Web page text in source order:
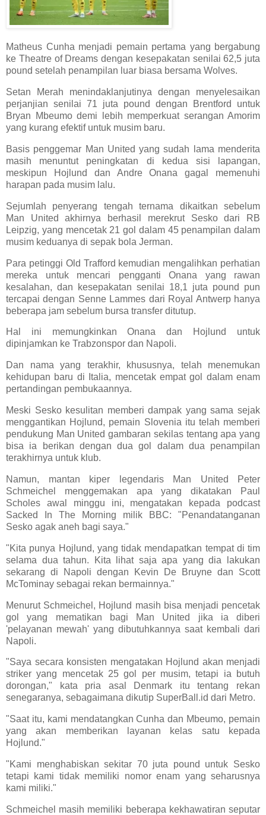
Matheus Cunha menjadi pemain pertama yang bergabung
ke Theatre of Dreams dengan kesepakatan senilai 62,5 juta
pound setelah penampilan luar biasa bersama Wolves.
Setan Merah menindaklanjutinya dengan menyelesaikan
perjanjian senilai 71 juta pound dengan Brentford untuk
Bryan Mbeumo demi lebih memperkuat serangan Amorim
yang kurang efektif untuk musim baru.
Basis penggemar Man United yang sudah lama menderita
masih menuntut peningkatan di kedua sisi lapangan,
meskipun Hojlund dan Andre Onana gagal memenuhi
harapan pada musim lalu.
Sejumlah penyerang tengah ternama dikaitkan sebelum
Man United akhirnya berhasil merekrut Sesko dari RB
Leipzig, yang mencetak 21 gol dalam 45 penampilan dalam
musim keduanya di sepak bola Jerman.
Para petinggi Old Trafford kemudian mengalihkan perhatian
mereka untuk mencari pengganti Onana yang rawan
kesalahan, dan kesepakatan senilai 18,1 juta pound pun
tercapai dengan Senne Lammes dari Royal Antwerp hanya
beberapa jam sebelum bursa transfer ditutup.
Hal ini memungkinkan Onana dan Hojlund untuk
dipinjamkan ke Trabzonspor dan Napoli.
Dan nama yang terakhir, khususnya, telah menemukan
kehidupan baru di Italia, mencetak empat gol dalam enam
pertandingan pembukaannya.
Meski Sesko kesulitan memberi dampak yang sama sejak
menggantikan Hojlund, pemain Slovenia itu telah memberi
pendukung Man United gambaran sekilas tentang apa yang
bisa ia berikan dengan dua gol dalam dua penampilan
terakhirnya untuk klub.
Namun, mantan kiper legendaris Man United Peter
Schmeichel menggemakan apa yang dikatakan Paul
Scholes awal minggu ini, mengatakan kepada podcast
Sacked In The Morning milik BBC: "Penandatanganan
Sesko agak aneh bagi saya."
"Kita punya Hojlund, yang tidak mendapatkan tempat di tim
selama dua tahun. Kita lihat saja apa yang dia lakukan
sekarang di Napoli dengan Kevin De Bruyne dan Scott
McTominay sebagai rekan bermainnya."
Menurut Schmeichel, Hojlund masih bisa menjadi pencetak
gol yang mematikan bagi Man United jika ia diberi
'pelayanan mewah' yang dibutuhkannya saat kembali dari
Napoli.
"Saya secara konsisten mengatakan Hojlund akan menjadi
striker yang mencetak 25 gol per musim, tetapi ia butuh
dorongan," kata pria asal Denmark itu tentang rekan
senegaranya, sebagaimana dikutip SuperBall.id dari Metro.
"Saat itu, kami mendatangkan Cunha dan Mbeumo, pemain
yang akan memberikan layanan kelas satu kepada
Hojlund."
"Kami menghabiskan sekitar 70 juta pound untuk Sesko
tetapi kami tidak memiliki nomor enam yang seharusnya
kami miliki."
Schmeichel masih memiliki beberapa kekhawatiran seputar